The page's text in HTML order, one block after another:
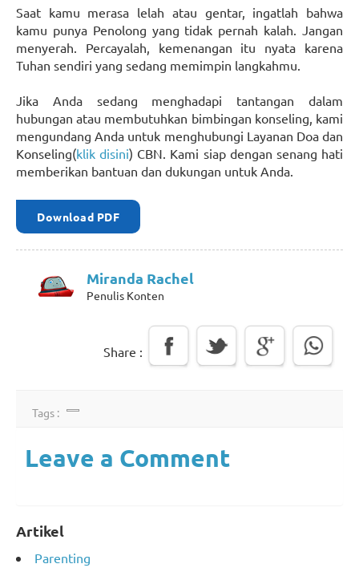
Saat kamu merasa lelah atau gentar, ingatlah bahwa
kamu punya Penolong yang tidak pernah kalah. Jangan
menyerah. Percayalah, kemenangan itu nyata karena
Tuhan sendiri yang sedang memimpin langkahmu.
Jika Anda sedang menghadapi tantangan dalam
hubungan atau membutuhkan bimbingan konseling, kami
mengundang Anda untuk menghubungi Layanan Doa dan
Konseling(klik disini) CBN. Kami siap dengan senang hati
memberikan bantuan dan dukungan untuk Anda.
Download PDF
Miranda Rachel
Penulis Konten
Share :
Tags :
Leave a Comment
Artikel
Parenting